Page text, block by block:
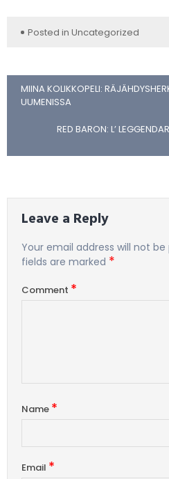
Posted in Uncategorized
MIINA KOLIKKOPELI:
UUMENISSA
RED BARON: L’
Leave a Reply
Your email address will not be
fields are marked *
Comment *
Name *
Email *